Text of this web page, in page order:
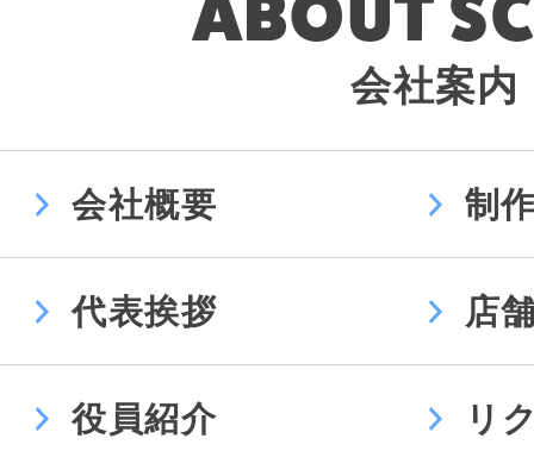
会社案内
会社概要 制
代表挨拶 店
役員紹介 リ